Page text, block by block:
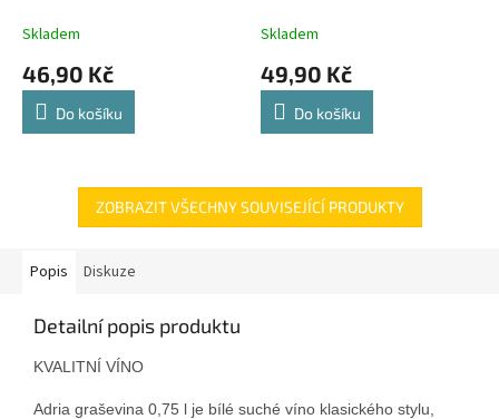
Skladem
46,90 Kč
Do košíku
Skladem
49,90 Kč
Do košíku
ZOBRAZIT VŠECHNY SOUVISEJÍCÍ PRODUKTY
Popis Diskuze
Detailní popis produktu
KVALITNÍ VÍNO
Adria graševina 0,75 l je bílé suché víno klasického stylu,